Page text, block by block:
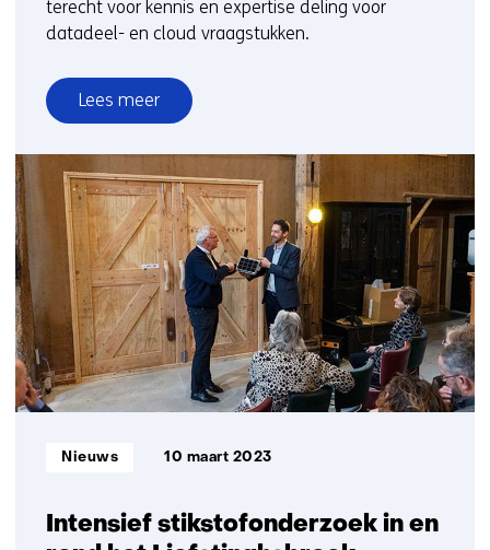
terecht voor kennis en expertise deling voor
datadeel- en cloud vraagstukken.
Lees meer
over
Centre
of
Excellence
Data
Sharing
and
Cloud
van
start
Intensief stikstofonderzoek in en
Informatietype:
Nieuws 10 maart 2023